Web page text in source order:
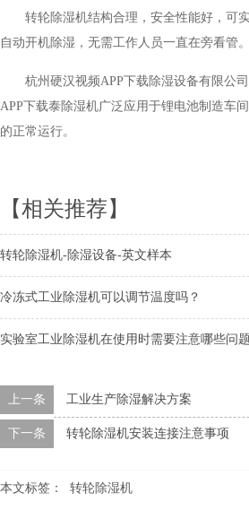
转轮除湿机结构合理，安全性能好
自动开机除湿，无需工作人员一直在旁看管。
杭州硬汉视频APP下载除湿设备有限公司是
APP下载泰除湿机广泛应用于锂电池制造车间
的正常运行。
【相关推荐】
转轮除湿机-除湿设备-英文样本
冷冻式工业除湿机可以调节温度吗？
实验室工业除湿机在使用时需要注意哪些问题
上一条 工业生产除湿解决方案
下一条 转轮除湿机安装连接注意事项
本文标签： 转轮除湿机